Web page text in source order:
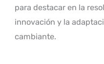
para destacar en la
innovación y la
cambiante.